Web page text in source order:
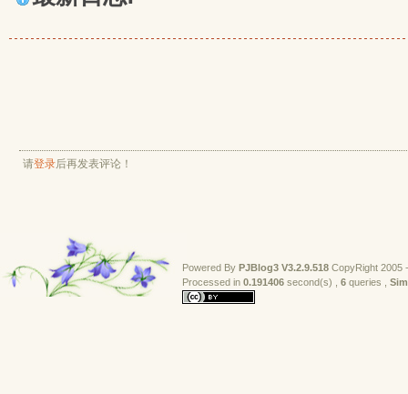
请登录后再发表评论！
Powered By PJBlog3 V3.2.9.518 CopyRight 2005
Processed in 0.191406 second(s) , 6 queries ,